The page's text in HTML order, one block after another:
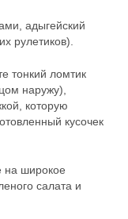
адыгейский
рулетиков).
тонкий ломтик
наружу),
которую
кусочек
на широкое
салата и